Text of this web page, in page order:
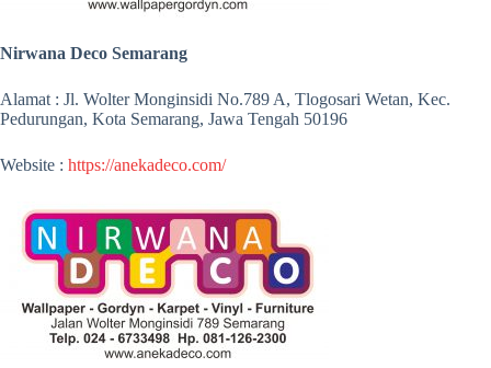
Nirwana Deco Semarang
Alamat : Jl. Wolter Monginsidi No.789 A, Tlogosari Wetan, Kec.
Pedurungan, Kota Semarang, Jawa Tengah 50196
Website : https://anekadeco.com/